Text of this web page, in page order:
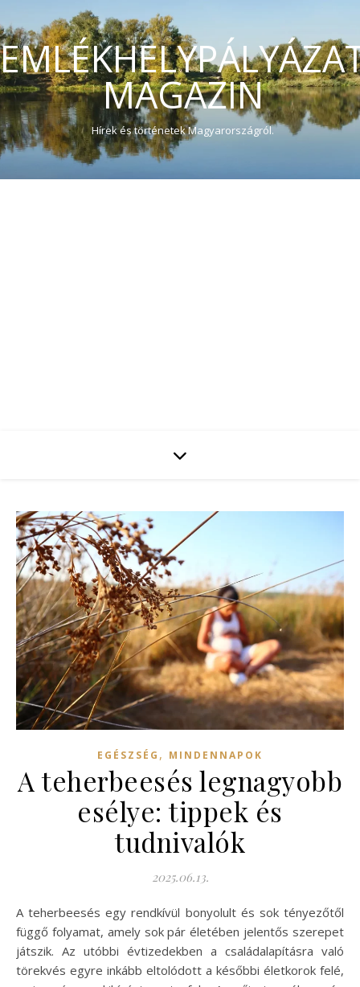
MAGAZIN
Hírek és történetek Magyarországról.
EGÉSZSÉG , MINDENNAPOK
A teherbeesés legnagyobb
esélye: tippek és
tudnivalók
2025.06.13.
A teherbeesés egy rendkívül bonyolult és sok tényezőtől
függő folyamat, amely sok pár életében jelentős szerepet
játszik. Az utóbbi évtizedekben a családalapításra való
törekvés egyre inkább eltolódott a későbbi életkorok felé,